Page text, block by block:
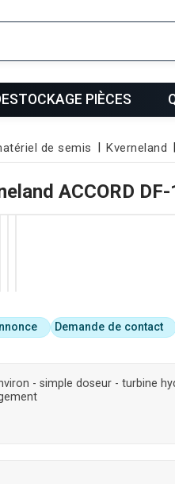
PIÈCES
de semis Kverneland
ACCORD DF-
- simple doseur - turbine
Demande de contact